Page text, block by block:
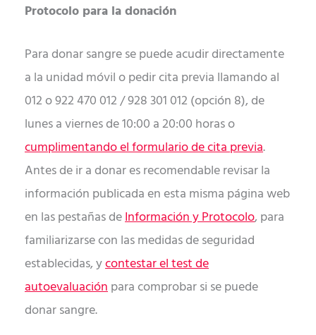
Protocolo para la donación
Para donar sangre se puede acudir directamente
a la unidad móvil o pedir cita previa llamando al
012 o 922 470 012 / 928 301 012 (opción 8), de
lunes a viernes de 10:00 a 20:00 horas o
cumplimentando el formulario de cita previa.
Antes de ir a donar es recomendable revisar la
información publicada en esta misma página web
en las pestañas deInformación y Protocolo, para
familiarizarse con las medidas de seguridad
establecidas, ycontestar el test de
autoevaluaciónpara comprobar si se puede
donar sangre.